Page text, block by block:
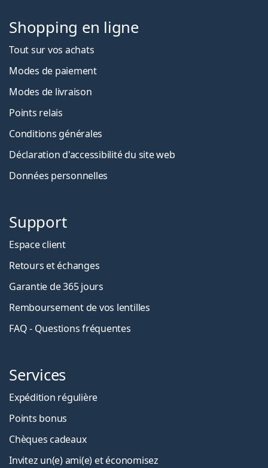
Shopping en ligne
Tout sur vos achats
Modes de paiement
Modes de livraison
Points relais
Conditions générales
Déclaration d'accessibilité du site web
Données personnelles
Support
Espace client
Retours et échanges
Garantie de 365 jours
Remboursement de vos lentilles
FAQ - Questions fréquentes
Services
Expédition régulière
Points bonus
Chèques cadeaux
Invitez un(e) ami(e) et économisez